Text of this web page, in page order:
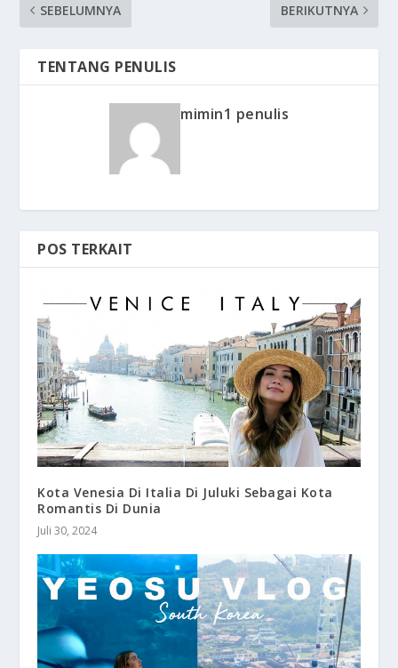
SEBELUMNYA
BERIKUTNYA
TENTANG PENULIS
mimin1 penulis
POS TERKAIT
Kota Venesia Di Italia Di Juluki Sebagai Kota
Romantis Di Dunia
Juli 30, 2024